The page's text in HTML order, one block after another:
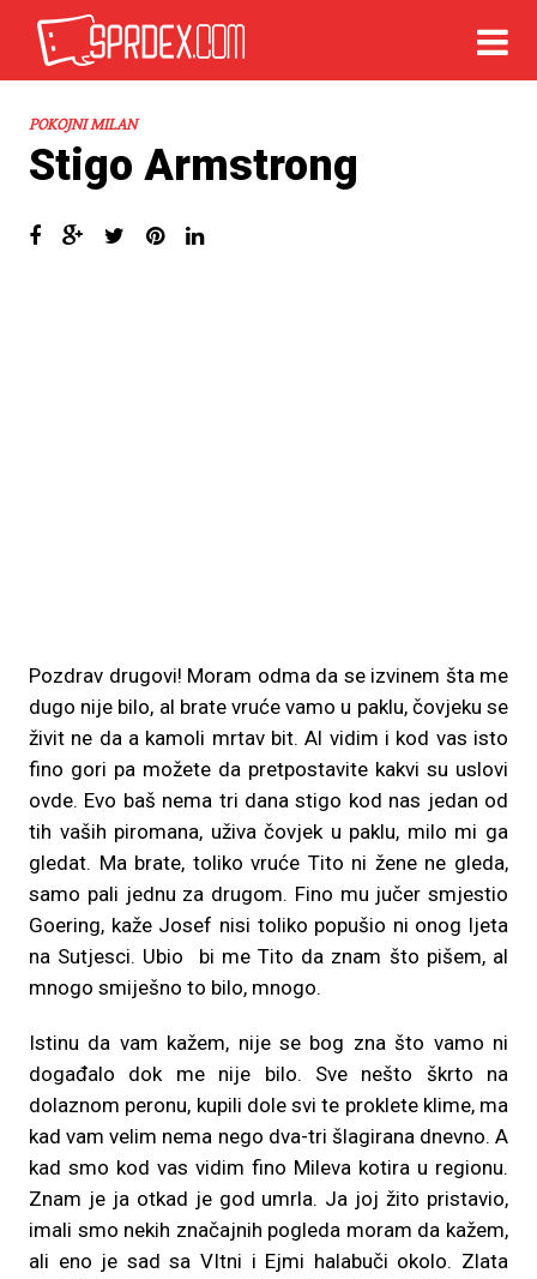
POKOJNI MILAN
Stigo Armstrong
Pozdrav drugovi! Moram odma da se izvinem šta me
dugo nije bilo, al brate vruće vamo u paklu, čovjeku se
živit ne da a kamoli mrtav bit. Al vidim i kod vas isto
fino gori pa možete da pretpostavite kakvi su uslovi
ovde. Evo baš nema tri dana stigo kod nas jedan od
tih vaših piromana, uživa čovjek u paklu, milo mi ga
gledat. Ma brate, toliko vruće Tito ni žene ne gleda,
samo pali jednu za drugom. Fino mu jučer smjestio
Goering, kaže Josef nisi toliko popušio ni onog ljeta
na Sutjesci. Ubio bi me Tito da znam što pišem, al
mnogo smiješno to bilo, mnogo.
Istinu da vam kažem, nije se bog zna što vamo ni
događalo dok me nije bilo. Sve nešto škrto na
dolaznom peronu, kupili dole svi te proklete klime, ma
kad vam velim nema nego dva-tri šlagirana dnevno. A
kad smo kod vas vidim fino Mileva kotira u regionu.
Znam je ja otkad je god umrla. Ja joj žito pristavio,
imali smo nekih značajnih pogleda moram da kažem,
ali eno je sad sa VItni i Ejmi halabuči okolo. Zlata